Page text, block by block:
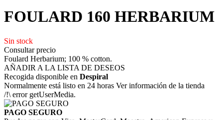
FOULARD 160 HERBARIUM
Sin stock
Consultar precio
Foulard Herbarium; 100 % cotton.
AÑADIR A LA LISTA DE DESEOS
Recogida disponible en Despiral
Normalmente está listo en 24 horas Ver información de la tienda
/!\ error getUserMedia.
PAGO SEGURO